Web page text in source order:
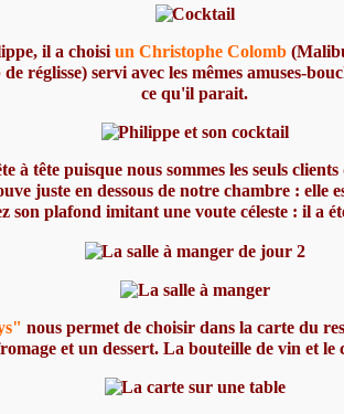
il a choisiun Christophe Colomb
réglisse) servi avec les mêmes amuses-
ce qu'il parait.
à tête puisque nous sommes les seuls
juste en dessous de notre chambre : elle
son plafond imitant une voute céleste : il a
nous permet de choisir dans la carte du
et un dessert. La bouteille de vin et le